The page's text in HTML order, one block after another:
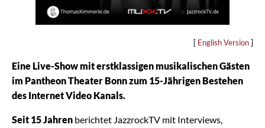
[ English Version]
Eine Live-Show mit erstklassigen musikalischen Gästen
im Pantheon Theater Bonn zum 15-Jährigen Bestehen
des Internet Video Kanals.
Seit 15 Jahren berichtet JazzrockTV mit Interviews,